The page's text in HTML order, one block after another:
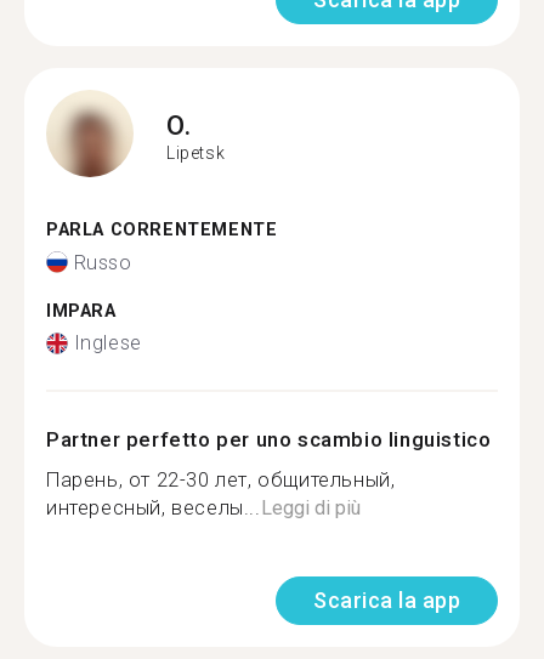
O.
Lipetsk
PARLA CORRENTEMENTE
Russo
IMPARA
Inglese
Partner perfetto per uno scambio linguistico
Парень, от 22-30 лет, общительный,
интересный, веселы...Leggi di più
Scarica la app